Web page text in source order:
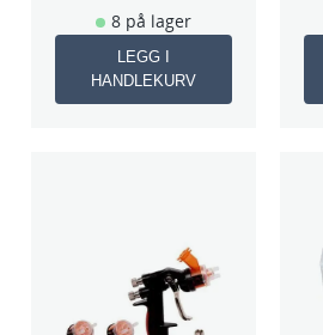
8 på lager
LEGG I
HANDLEKURV